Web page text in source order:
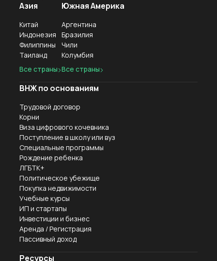
Азия
Китай
Индонезия
Филиппины
Таиланд
Все страны
Южная Америка
Аргентина
Бразилия
Чили
Колумбия
Все страны
ВНЖ по основаниям
Трудовой договор
Корни
Виза цифрового кочевника
Поступление в школу или вуз
Специальные программы
Рождение ребенка
ЛГБТК+
Политическое убежище
Покупка недвижимости
Учебные курсы
ИП и стартапы
Инвестиции и бизнес
Аренда / Регистрация
Пассивный доход
Ресурсы